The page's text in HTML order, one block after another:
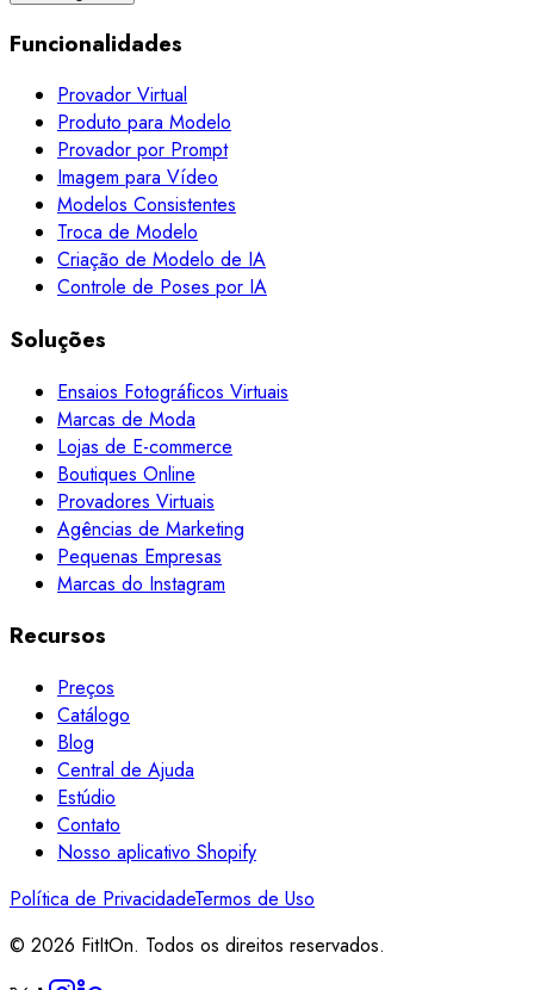
Funcionalidades
Provador Virtual
Produto para Modelo
Provador por Prompt
Imagem para Vídeo
Modelos Consistentes
Troca de Modelo
Criação de Modelo de IA
Controle de Poses por IA
Soluções
Ensaios Fotográficos Virtuais
Marcas de Moda
Lojas de E-commerce
Boutiques Online
Provadores Virtuais
Agências de Marketing
Pequenas Empresas
Marcas do Instagram
Recursos
Preços
Catálogo
Blog
Central de Ajuda
Estúdio
Contato
Nosso aplicativo Shopify
Política de PrivacidadeTermos de Uso
© 2026 FitItOn. Todos os direitos reservados.